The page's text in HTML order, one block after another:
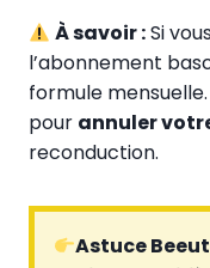
À savoir :Si
l’abonnement
formule
pour annuler
reconduction.
Astuce